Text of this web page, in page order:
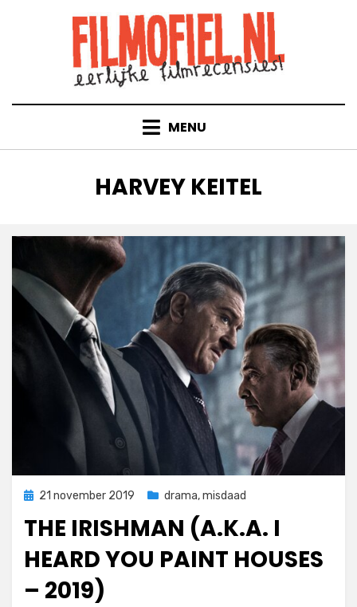
MENU
TAG
:
HARVEY KEITEL
Geplaatst
21 november 2019 drama,misdaad
THE IRISHMAN (A.K.A. I
HEARD YOU PAINT HOUSES
– 2019)